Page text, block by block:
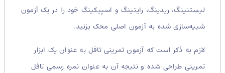
لیستنینگ، ریدینگ، رایتینگ و اسپیکینگ خود را در یک آزمون
شبیه‌سازی شده به آزمون اصلی محک بزنید.
لازم به ذکر است که آزمون تمرینی تافل به عنوان یک ابزار
تمرینی طراحی شده و نتیجه آن به عنوان نمره رسمی تافل